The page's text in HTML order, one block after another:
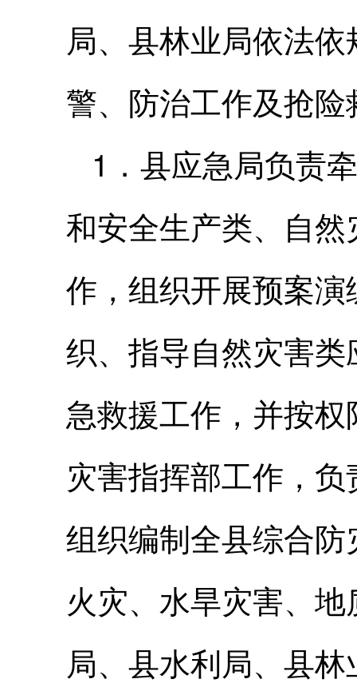
局、县林业局依法
警、防治工作及抢
1．县应急局负责
和安全生产类、自
作，组织开展预案
织、指导自然灾害
急救援工作，并按
灾害指挥部工作，
组织编制全县综合
火灾、水旱灾害、
局、县水利局、县